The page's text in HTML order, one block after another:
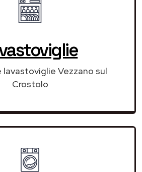
lavastoviglie Vezzano sul
Crostolo